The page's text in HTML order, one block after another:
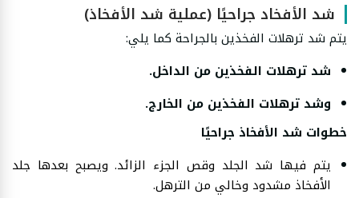
شد الأفخاد جراحيًا (عملية شد الأفخاذ)
يتم شد ترهلات الفخذين بالجراحة كما يلي:
شد ترهلات الفخذين من الداخل.
وشد ترهلات الفخذين من الخارج.
خطوات شد الأفخاذ جراحيًا
يتم فيها شد الجلد وقص الجزء الزائد. ويصبح بعدها جلد
الأفخاذ مشدود وخالي من الترهل.